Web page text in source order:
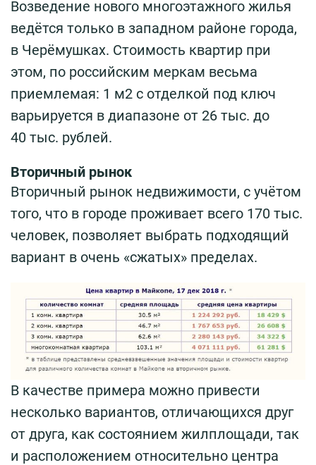
Возведение нового многоэтажного жилья
ведётся только в западном районе города,
в Черёмушках. Стоимость квартир при
этом, по российским меркам весьма
приемлемая: 1 м2 с отделкой под ключ
варьируется в диапазоне от 26 тыс. до
40 тыс. рублей.
Вторичный рынок
Вторичный рынок недвижимости, с учётом
того, что в городе проживает всего 170 тыс.
человек, позволяет выбрать подходящий
вариант в очень «сжатых» пределах.
В качестве примера можно привести
несколько вариантов, отличающихся друг
от друга, как состоянием жилплощади, так
и расположением относительно центра